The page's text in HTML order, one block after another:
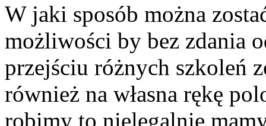
W jaki sposób można
możliwości by bez zdania
przejściu różnych szkoleń
również na własna rękę
robimy to nielegalnie